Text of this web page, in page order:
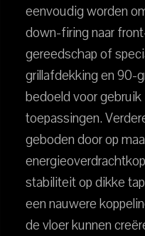
eenvoudig worden
down-firing naar
gereedschap of
grillafdekking en 90-
bedoeld voor
toepassingen.
geboden door op
stabiliteit op dikke
een nauwere
de vloer kunnen